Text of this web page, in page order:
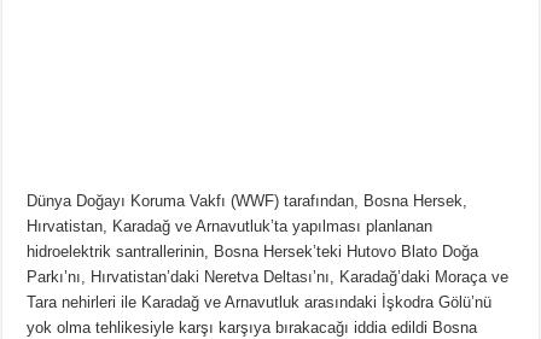
Dünya Doğayı Koruma Vakfı (WWF) tarafından, Bosna Hersek,
Hırvatistan, Karadağ ve Arnavutluk’ta yapılması planlanan
hidroelektrik santrallerinin, Bosna Hersek’teki Hutovo Blato Doğa
Parkı’nı, Hırvatistan’daki Neretva Deltası’nı, Karadağ’daki Moraça ve
Tara nehirleri ile Karadağ ve Arnavutluk arasındaki İşkodra Gölü’nü
yok olma tehlikesiyle karşı karşıya bırakacağı iddia edildi Bosna